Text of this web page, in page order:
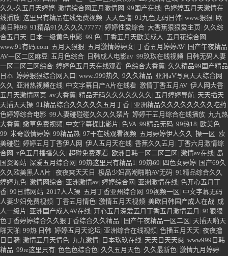
九热视频精品|婷婷成人AV|91免费看片|婷婷丁香色性爱 |97人妻碰碰碰久久|
色综合99色|91精品综合久久久久久五月天|超碰av在|五月丁香狠狠爱婷婷综
合|亚洲av电影在线|国产SUV精品一区二区883|亚洲熟妇AV乱码在线观看|激
情欧美五月丁香|任你爽视频 天天日夜夜爽|99热这里只有精彩|99热这里有精
品|99热久|久99婷婷色综合|亚洲人成网站999久久久综合|伊人久久丁香狠狠
婷婷综合香蕉|国精产品一区一区三区免费视频 |五月激情在线|久久久久久久久
久久-久五月天婷婷 |激情综合网五月激情网 |99国产在线|色婷婷五月天激情在
线播放|这里只有精品在线免费视频|天天色噜|91九色无码日韩|www.狠狠|欧
美日韩99|91精品91久久久久77777|婷婷性爱综合|大香蕉狠狠爱主页|久久综
合五月天|日本一级黄色电影|99.色|丁香五月天欧美成人|五月花综合网|
www.91有码.com|五月天狠狠|五月激情婷婷女 |丁香五月婷婷AV|国产午夜精品
AV一区二区麻豆 |五月色综合|日韩成人电影av|99玖玖在线视频|日韩无码人妻
一区二区三区综合|婷婷色五月天在线观看|色综合大香蕉|久久精品99国产精品
日本|婷婷狠狠综合网入口|www..999热久|9久久精品|亚洲aV写真天天综合网
久久|亚洲热视频在线|中文字幕日产A片在线看|激情丁香五月AV|伊人网大香|
五月天激情网页|av大香蕉|精品无码久久久久久久久|五月婷婷导航|天天插天
天插天天操|91精品综合久久久久久五月丁香|亚洲精品久久久久久久久久吃药
色婷婷综合电影|99人妻碰碰碰久久久久禁片|婷婷干五月综合在线播放|九九热
大香蕉|嫩草免费视频 中文字幕操比影片|色VA |99精品无码|99热18|欧美色
99 |米奇激情婷婷|99精品热| 97干在线观看视频|五月婷婷伊人久久|操一区|欧
美碰碰|婷婷五月丁香伊人网|伊人五月天在线|香蕉久久五月|丁香六月激情综
合网|z色五月播播久久|超碰免费观看|欧洲日韩一区二区三区|激情av在线|岛
国资源站|深爱五月综合网|99热这里只有精品1|99热69|四色女婷婷|国产69久
久久欧美黑人A片 |夜夜爽天天日|极品少妇高潮啪啪AV无码|91精品综合久久
婷婷九色|激情网综合|亚洲激情av 婷婷综合网|亚洲激情在线|色开心五月丁
香|99日韩网站|2017人人操|五月丁香亚州综合网 |99视频一区 |中文字幕无码